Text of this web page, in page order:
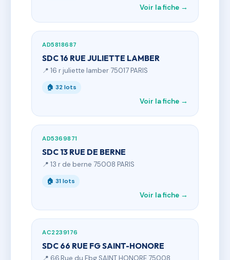
Voir la fiche →
AD5818687
SDC 16 RUE JULIETTE LAMBER
📍 16 r juliette lamber 75017 PARIS
🏠 32 lots
Voir la fiche →
AD5369871
SDC 13 RUE DE BERNE
📍 13 r de berne 75008 PARIS
🏠 31 lots
Voir la fiche →
AC2239176
SDC 66 RUE FG SAINT-HONORE
📍 66,Rue du Fbg SAINT HONORE 75008